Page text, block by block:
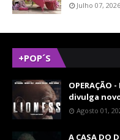
Julho 07, 2026
+POP´S
divulga
Agosto 01,
A CASA DO